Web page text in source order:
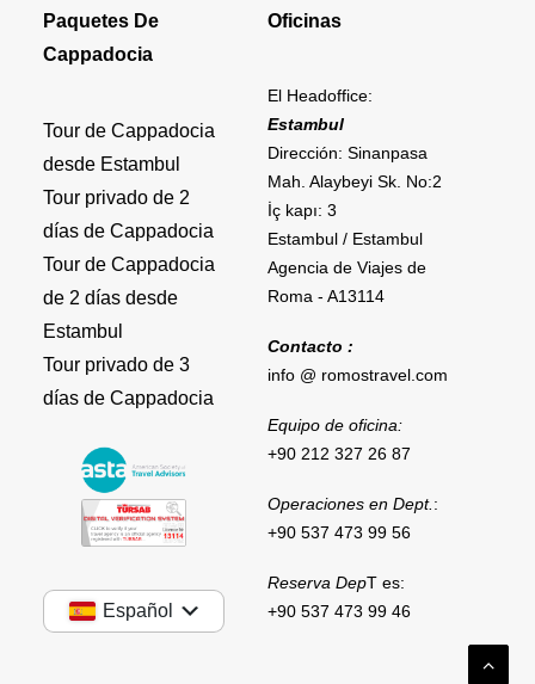
Paquetes De
Cappadocia
Tour de Cappadocia
desde Estambul
Tour privado de 2
días de Cappadocia
Tour de Cappadocia
de 2 días desde
Estambul
Tour privado de 3
días de Cappadocia
Español
Oficinas
El Headoffice:
Estambul
Dirección: Sinanpasa
Mah. Alaybeyi Sk. No:2
İç kapı: 3
Estambul / Estambul
Agencia de Viajes de
Roma - A13114
Contacto :
info @ romostravel.com
Equipo de oficina:
+90 212 327 26 87
Operaciones en Dept. :
+90 537 473 99 56
Reserva DepT es:
+90 537 473 99 46